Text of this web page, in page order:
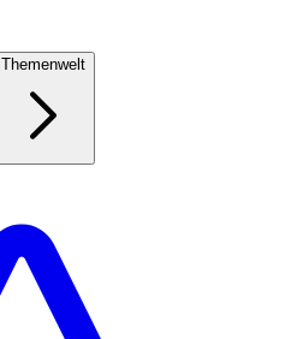
Themenwelt